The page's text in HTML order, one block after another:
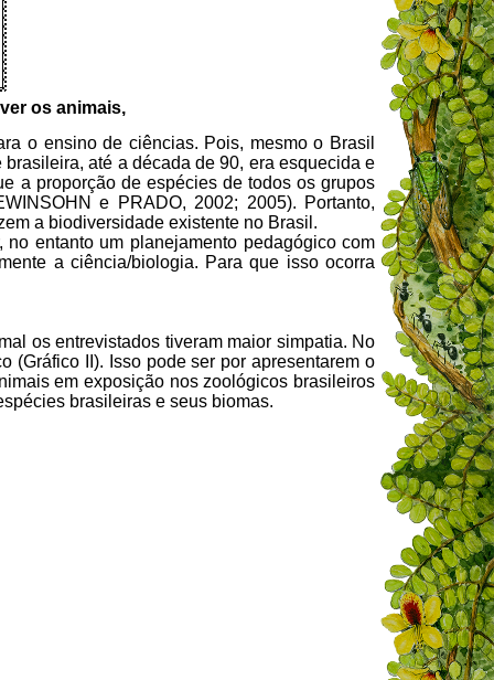
os animais,
o ensino de ciências. Pois, mesmo o Brasil
até a década de 90, era esquecida e
a proporção de espécies de todos os grupos
e PRADO, 2002; 2005). Portanto,
a biodiversidade existente no Brasil.
entanto um planejamento pedagógico com
a ciência/biologia. Para que isso ocorra
os entrevistados tiveram maior simpatia. No
(Gráfico II). Isso pode ser por apresentarem o
em exposição nos zoológicos brasileiros
brasileiras e seus biomas.